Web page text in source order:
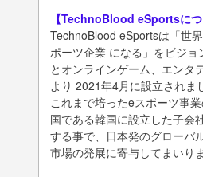
【TechnoBlood eSportsに
TechnoBlood eSportsは「世
ポーツ企業 になる」をビジ
とオンラインゲーム、エンタ
より 2021年4月に設立されま
これまで培ったeスポーツ事
国である韓国に設立した子会
する事で、日本発のグローバ
市場の発展に寄与してまいり